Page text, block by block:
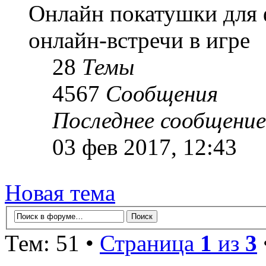
Онлайн покатушки для
онлайн-встречи в игре
28 Темы
4567 Сообщения
Последнее сообщение
03 фев 2017, 12:43
Новая тема
Тем: 51 • Страница 1 из 3